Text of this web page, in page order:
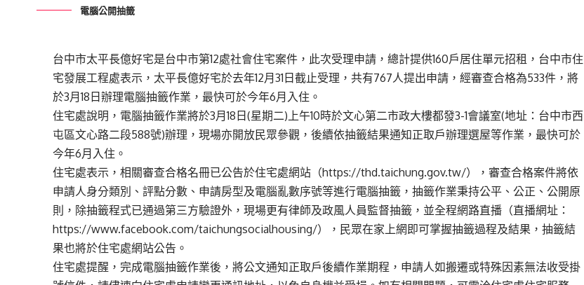
電腦公開抽籤
台中市太平長億好宅是台中市第12處社會住宅案件，此次受理申請，總計提供160戶居住單元招租，台中市住
宅發展工程處表示，太平長億好宅於去年12月31日截止受理，共有767人提出申請，經審查合格為533件，將
於3月18日辦理電腦抽籤作業，最快可於今年6月入住。
住宅處說明，電腦抽籤作業將於3月18日(星期二)上午10時於文心第二市政大樓都發3-1會議室(地址：台中市西
屯區文心路二段588號)辦理，現場亦開放民眾參觀，後續依抽籤結果通知正取戶辦理選屋等作業，最快可於
今年6月入住。
住宅處表示，相關審查合格名冊已公告於住宅處網站（https://thd.taichung.gov.tw/），審查合格案件將依
申請人身分類別、評點分數、申請房型及電腦亂數序號等進行電腦抽籤，抽籤作業秉持公平、公正、公開原
則，除抽籤程式已通過第三方驗證外，現場更有律師及政風人員監督抽籤，並全程網路直播（直播網址：
https://www.facebook.com/taichungsocialhousing/），民眾在家上網即可掌握抽籤過程及結果，抽籤結
果也將於住宅處網站公告。
住宅處提醒，完成電腦抽籤作業後，將公文通知正取戶後續作業期程，申請人如搬遷或特殊因素無法收受掛